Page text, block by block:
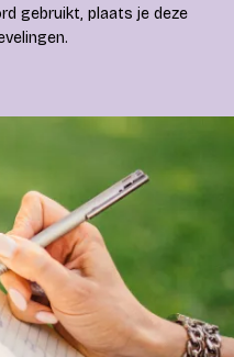
gebruikt, plaats je deze